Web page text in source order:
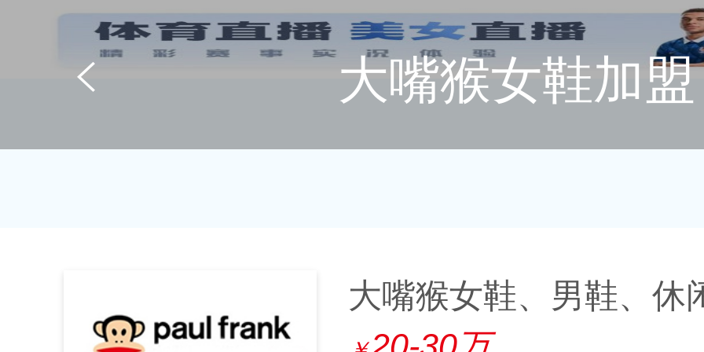
大嘴猴女鞋加盟
大嘴猴女鞋、男鞋、休